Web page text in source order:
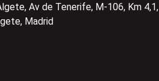
Av de Tenerife, M-106, Km 4,1,
Madrid